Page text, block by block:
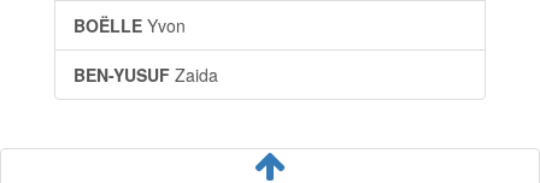
BOËLLE Yvon
BEN-YUSUF Zaida